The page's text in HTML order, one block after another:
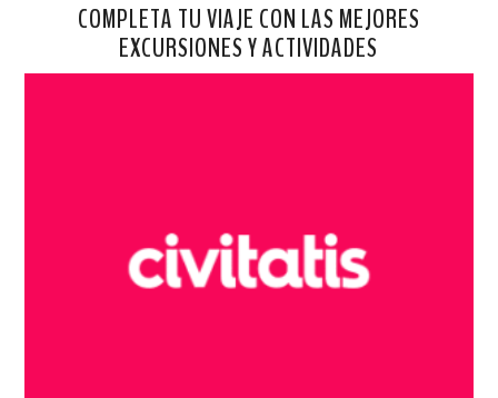
COMPLETA TU VIAJE CON LAS MEJORES
EXCURSIONES Y ACTIVIDADES